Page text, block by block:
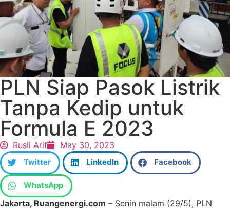
PLN Siap Pasok Listrik
Tanpa Kedip untuk
Formula E 2023
Rusli Arif May 30, 2023
Twitter LinkedIn Facebook
WhatsApp
Jakarta, Ruangenergi.com – Senin malam (29/5), PLN